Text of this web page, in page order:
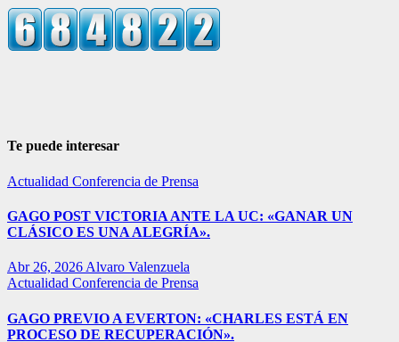
Te puede interesar
Actualidad Conferencia de Prensa
GAGO POST VICTORIA ANTE LA UC: «GANAR UN
CLÁSICO ES UNA ALEGRÍA».
Abr 26, 2026 Alvaro Valenzuela
Actualidad Conferencia de Prensa
GAGO PREVIO A EVERTON: «CHARLES ESTÁ EN
PROCESO DE RECUPERACIÓN».